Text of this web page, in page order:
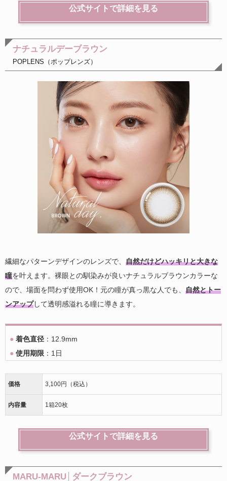
公式サイトで詳細を見る
ナチュラルデーブラウン
POPLENS（ポップレンズ）
繊細なパターンデザインのレンズで、 自然だけどハッキリと大きな
瞳を叶えます。裸眼との馴染みが良いナチュラルブラウンカラーな
ので、場面を問わず使用OK！元の瞳が真っ黒な人でも、 自然とトー
ンアップして透明感溢れる瞳に導きます。
● 着色直径 ：12.9mm
● 使用期限 ：1日
価格 3,100円（税込）
内容量 1箱20枚
公式サイトで詳細を見る
MARU-MARU│ダークブラウン